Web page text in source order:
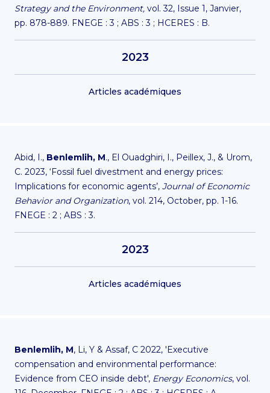
Strategy and the Environment, vol. 32, Issue 1, Janvier,
pp. 878-889. FNEGE : 3 ; ABS : 3 ; HCERES : B.
2023
Articles académiques
Abid, I., Benlemlih, M., El Ouadghiri, I., Peillex, J., & Urom,
C. 2023, ‘Fossil fuel divestment and energy prices:
Implications for economic agents’, Journal of Economic
Behavior and Organization, vol. 214, October, pp. 1-16.
FNEGE : 2 ; ABS : 3.
2023
Articles académiques
Benlemlih, M, Li, Y & Assaf, C 2022, 'Executive
compensation and environmental performance:
Evidence from CEO inside debt', Energy Economics, vol.